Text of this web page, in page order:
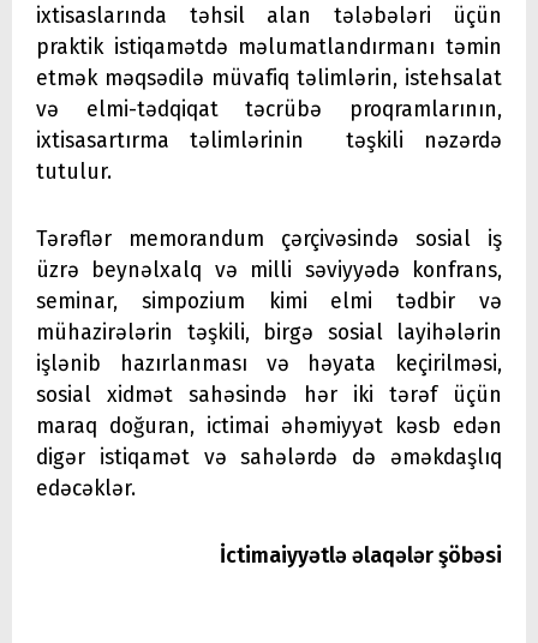
ixtisaslarında təhsil alan tələbələri üçün
praktik istiqamətdə məlumatlandırmanı təmin
etmək məqsədilə müvafiq təlimlərin, istehsalat
və elmi-tədqiqat təcrübə proqramlarının,
ixtisasartırma təlimlərinin təşkili nəzərdə
tutulur.
Tərəflər memorandum çərçivəsində sosial iş
üzrə beynəlxalq və milli səviyyədə konfrans,
seminar, simpozium kimi elmi tədbir və
mühazirələrin təşkili, birgə sosial layihələrin
işlənib hazırlanması və həyata keçirilməsi,
sosial xidmət sahəsində hər iki tərəf üçün
maraq doğuran, ictimai əhəmiyyət kəsb edən
digər istiqamət və sahələrdə də əməkdaşlıq
edəcəklər.
İctimaiyyətlə əlaqələr şöbəsi